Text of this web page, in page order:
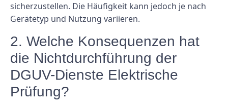
sicherzustellen. Die Häufigkeit kann jedoch je nach
Gerätetyp und Nutzung variieren.
2. Welche Konsequenzen hat
die Nichtdurchführung der
DGUV-Dienste Elektrische
Prüfung?